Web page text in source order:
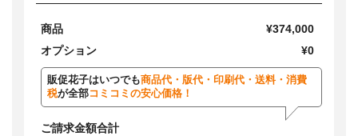
商品
¥374,000
オプション
¥0
販促花子はいつでも商品代・版代・印刷代・送料・消費
税が全部コミコミの安心価格！
ご請求金額合計